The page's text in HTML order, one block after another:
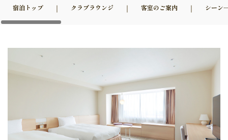
宿泊トップ クラブラウンジ 客室のご案内 シーン